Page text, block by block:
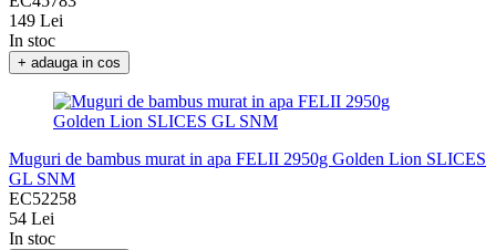
149 Lei
In stoc
+ adauga in cos
Muguri de bambus murat in apa FELII 2950g Golden Lion SLICES
GL SNM
EC52258
54 Lei
In stoc